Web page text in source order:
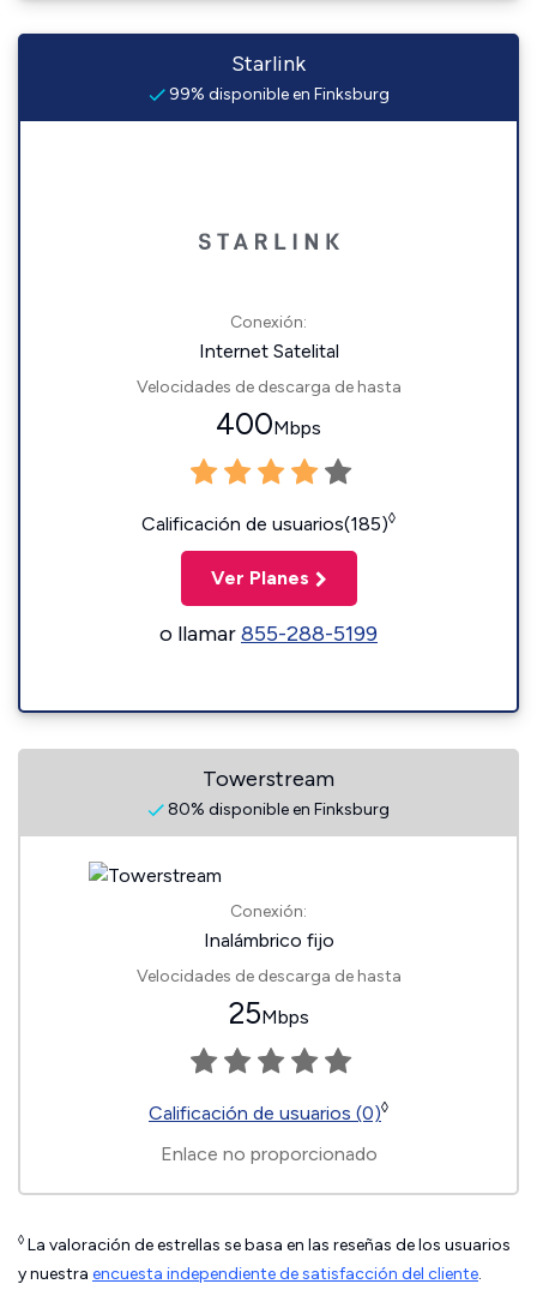
Starlink
99% disponible en Finksburg
Conexión:
Internet Satelital
Velocidades de descarga de hasta
400Mbps
Calificación de usuarios(185)◊
Ver Planes
o llamar855-288-5199
Towerstream
80% disponible en Finksburg
Conexión:
Inalámbrico fijo
Velocidades de descarga de hasta
25Mbps
Calificación de usuarios (0)◊
Enlace no proporcionado
◊ La valoración de estrellas se basa en las reseñas de los usuarios
y nuestra encuesta independiente de satisfacción del cliente.